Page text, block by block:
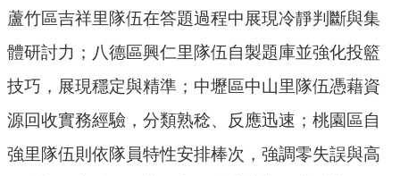
陳
回
頁
網
蘆竹區吉祥里隊伍在答題過程中展現冷靜判斷與集
體研討力；八德區興仁里隊伍自製題庫並強化投籃
技巧，展現穩定與精準；中壢區中山里隊伍憑藉資
源回收實務經驗，分類熟稔、反應迅速；桃園區自
強里隊伍則依隊員特性安排棒次，強調零失誤與高